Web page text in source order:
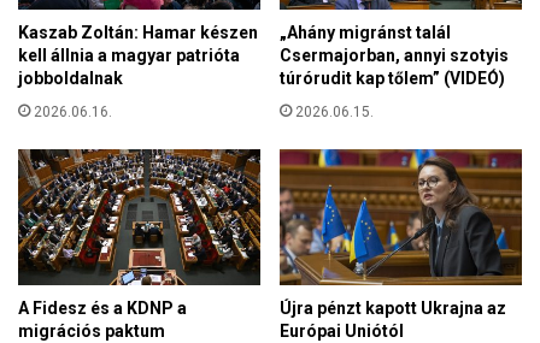
s
-
t
e
r
e
t
”
Kaszab Zoltán: Hamar készen
kell állnia a magyar patrióta
jobboldalnak
2026.06.16.
„Ahány migránst talál
Csermajorban, annyi szotyis
túrórudit kap tőlem” (VIDEÓ)
2026.06.15.
A Fidesz és a KDNP a
migrációs paktum
Újra pénzt kapott Ukrajna az
Európai Uniótól